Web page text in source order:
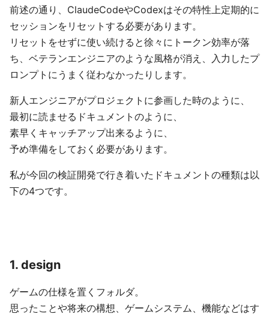
前述の通り、ClaudeCodeやCodexはその特性上定期的に
セッションをリセットする必要があります。
リセットをせずに使い続けると徐々にトークン効率が落
ち、ベテランエンジニアのような風格が消え、入力したプ
ロンプトにうまく従わなかったりします。
新人エンジニアがプロジェクトに参画した時のように、
最初に読ませるドキュメントのように、
素早くキャッチアップ出来るように、
予め準備をしておく必要があります。
私が今回の検証開発で行き着いたドキュメントの種類は以
下の4つです。
1. design
ゲームの仕様を置くフォルダ。
思ったことや将来の構想、ゲームシステム、機能などはす